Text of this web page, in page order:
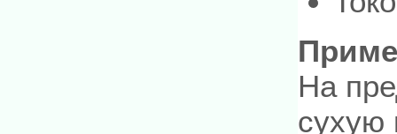
На
сухую